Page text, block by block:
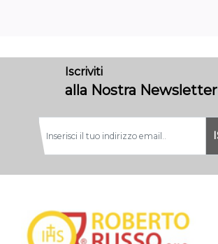
Iscriviti
alla Nostra Newsletter